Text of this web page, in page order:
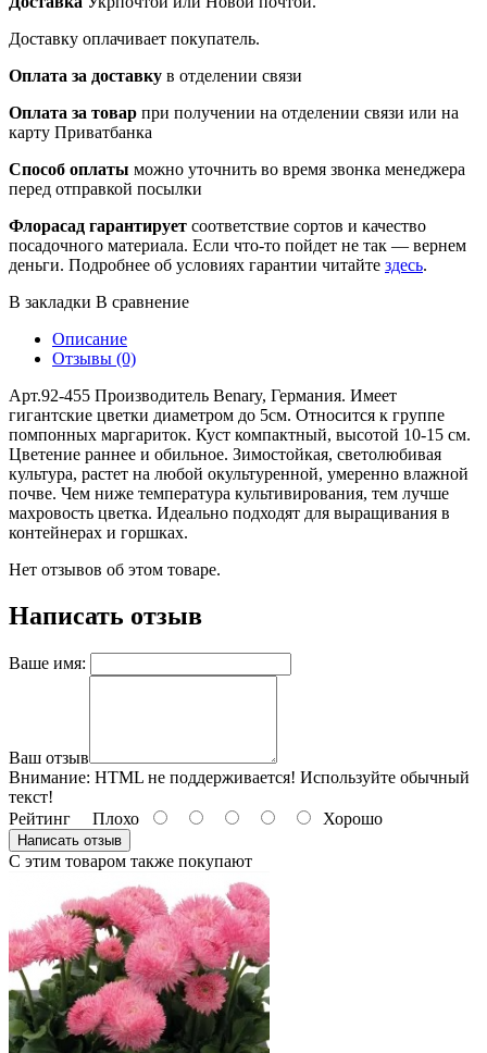
Доставку оплачивает покупатель.
Оплата за доставку в отделении связи
Оплата за товар при получении на отделении связи или на
карту Приватбанка
Способ оплаты можно уточнить во время звонка менеджера
перед отправкой посылки
Флорасад гарантирует соответствие сортов и качество
посадочного материала. Если что-то пойдет не так — вернем
деньги. Подробнее об условиях гарантии читайте здесь.
В закладки В сравнение
Описание
Отзывы (0)
Арт.92-455 Производитель Benary, Германия. Имеет
гигантские цветки диаметром до 5см. Относится к группе
помпонных маргариток. Куст компактный, высотой 10-15 см.
Цветение раннее и обильное. Зимостойкая, светолюбивая
культура, растет на любой окультуренной, умеренно влажной
почве. Чем ниже температура культивирования, тем лучше
махровость цветка. Идеально подходят для выращивания в
контейнерах и горшках.
Нет отзывов об этом товаре.
Написать отзыв
Ваше имя:
Ваш отзыв
Внимание: HTML не поддерживается! Используйте обычный
текст!
Рейтинг Плохо Хорошо
Написать отзыв
С этим товаром также покупают